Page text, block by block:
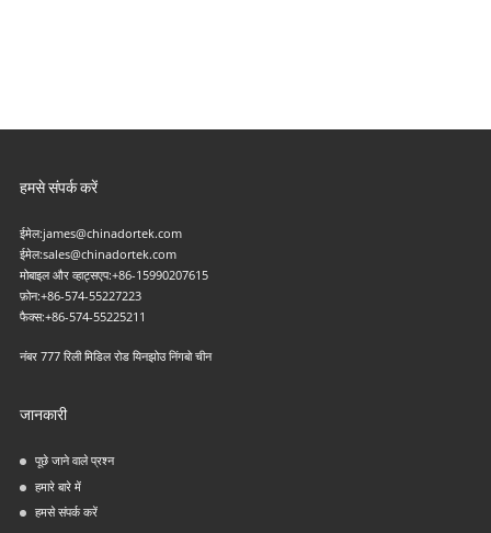
हमसे संपर्क करें
ईमेल:james@chinadortek.com
ईमेल:sales@chinadortek.com
मोबाइल और व्हाट्सएप:+86-15990207615
फ़ोन:+86-574-55227223
फैक्स:+86-574-55225211
नंबर 777 रिली मिडिल रोड यिनझोउ निंगबो चीन
जानकारी
पूछे जाने वाले प्रश्न
हमारे बारे में
हमसे संपर्क करें